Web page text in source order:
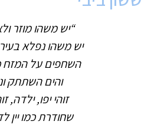
“יש משהו מוזר
יש משהו נפלא
השחפים על המזח
והים השתתק
זוהי יפו, ילדה,
שחודרת כמו יין